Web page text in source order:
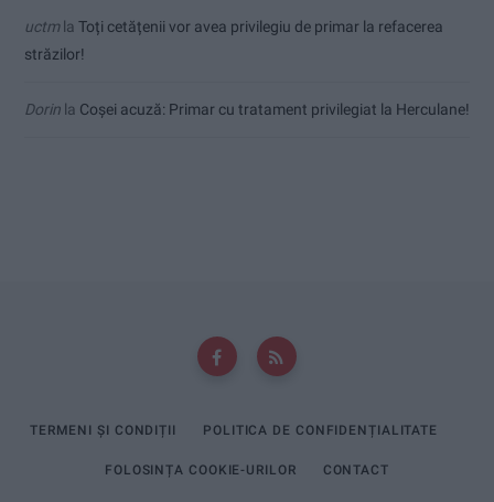
uctmla Toți cetățenii vor avea privilegiu de primar la refacerea
străzilor!
Dorin la Coșei acuză: Primar cu tratament privilegiat la Herculane!
TERMENI ȘI CONDIȚII POLITICA DE CONFIDENȚIALITATE
FOLOSINȚA COOKIE-URILOR CONTACT